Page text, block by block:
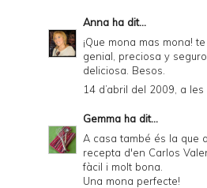
Anna ha dit...
¡Que mona mas mona!
genial, preciosa y
deliciosa. Besos.
14 d’abril del 2009, a les
Gemma ha dit...
A casa també és la que
recepta d'en Carlos
fàcil i molt bona.
Una mona perfecte!